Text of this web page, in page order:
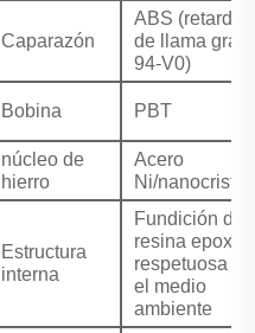
Caparazón
ABS
de llama
94-V0)
Bobina PBT
núcleo de
hierro
Acero
Ni/
Estructura
interna
Fundición de
resina epoxi
respetuosa
el medio
ambiente